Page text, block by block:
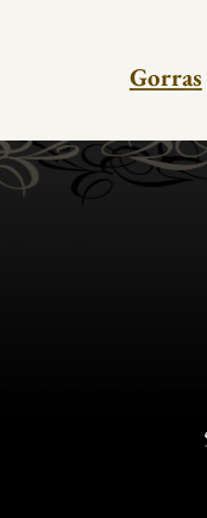
Gorras